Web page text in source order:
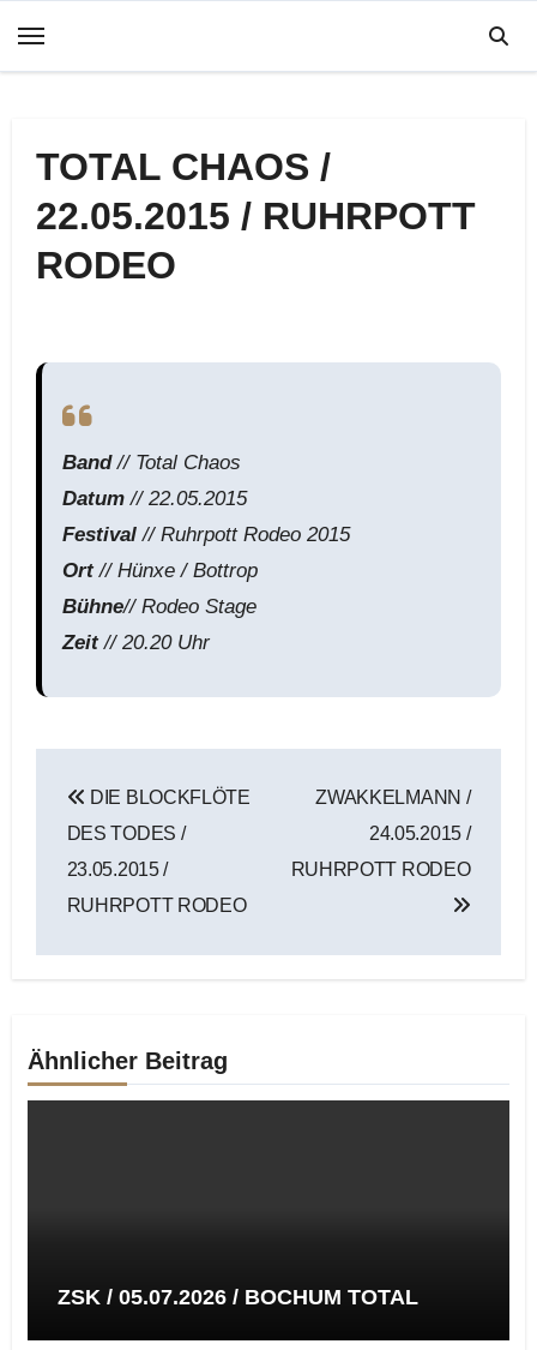
Inhalt
TOTAL CHAOS /
22.05.2015 / RUHRPOTT
RODEO
Band// Total Chaos
Datum// 22.05.2015
Festival// Ruhrpott Rodeo 2015
Ort// Hünxe / Bottrop
Bühne// Rodeo Stage
Zeit// 20.20 Uhr
DIE BLOCKFLÖTE
DES TODES /
23.05.2015 /
RUHRPOTT RODEO
ZWAKKELMANN /
24.05.2015 /
RUHRPOTT RODEO
Ähnlicher Beitrag
ZSK / 05.07.2026 / BOCHUM TOTAL